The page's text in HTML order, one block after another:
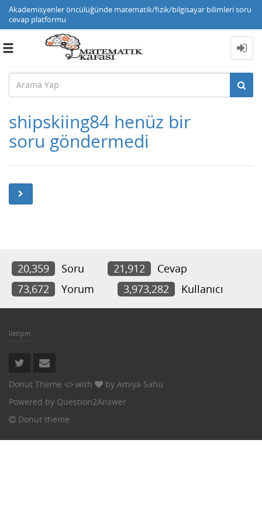
Akademisyenler öncülüğünde matematik/fizik/bilgisayar bilimleri soru
cevap platformu
Toggle
shipskiing84 henüz bir
soru göndermedi
20,359 Soru 21,912
Cevap
73,672
Yorum 3,973,282 Kullanıcı
İletişim
Donut Theme with by Amiya Sahu
Powered by Question2Answer
Donut theme